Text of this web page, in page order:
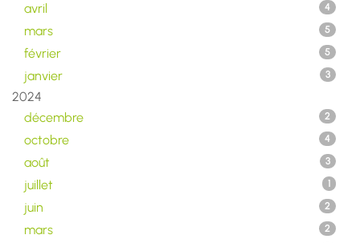
avril 4
mars 5
février 5
janvier 3
2024
décembre
2
octobre 4
août 3
juillet 1
juin 2
mars 2